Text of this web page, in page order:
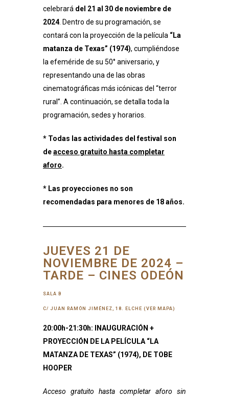
celebrará del 21 al 30 de noviembre de
2024. Dentro de su programación, se
contará con la proyección de la película “La
matanza de Texas” (1974), cumpliéndose
la efeméride de su 50° aniversario, y
representando una de las obras
cinematográficas más icónicas del “terror
rural”. A continuación, se detalla toda la
programación, sedes y horarios.
* Todas las actividades del festival son
deacceso gratuito hasta completar
aforo.
* Las proyecciones no son
recomendadas para menores de 18 años.
JUEVES 21 DE
NOVIEMBRE DE 2024 –
TARDE – CINES ODEÓN
SALA B
C/ JUAN RAMÓN JIMÉNEZ, 18. ELCHE (VER MAPA)
20:00h-21:30h: INAUGURACIÓN +
PROYECCIÓN DE LA PELÍCULA “LA
MATANZA DE TEXAS” (1974), DE TOBE
HOOPER
Acceso gratuito hasta completar aforo sin